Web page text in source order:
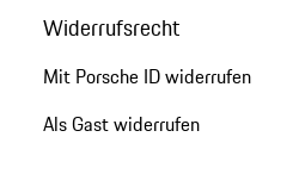
Widerrufsrecht
Mit Porsche ID widerrufen
Als Gast widerrufen